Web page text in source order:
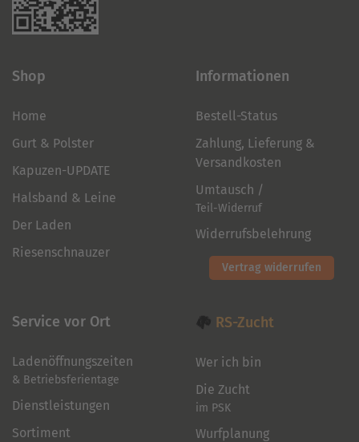
Shop
Home
Gurt & Polster
Kapuzen-UPDATE
Halsband & Leine
Der Laden
Riesenschnauzer
Informationen
Bestell-Status
Zahlung, Lieferung &
Versandkosten
Umtausch /
Teil-Widerruf
Widerrufsbelehrung
Vertrag widerrufen
Service vor Ort
Ladenöffnungszeiten
& Betriebsferientage
Dienstleistungen
Sortiment
RS-Zucht
Wer ich bin
Die Zucht
im PSK
Wurfplanung